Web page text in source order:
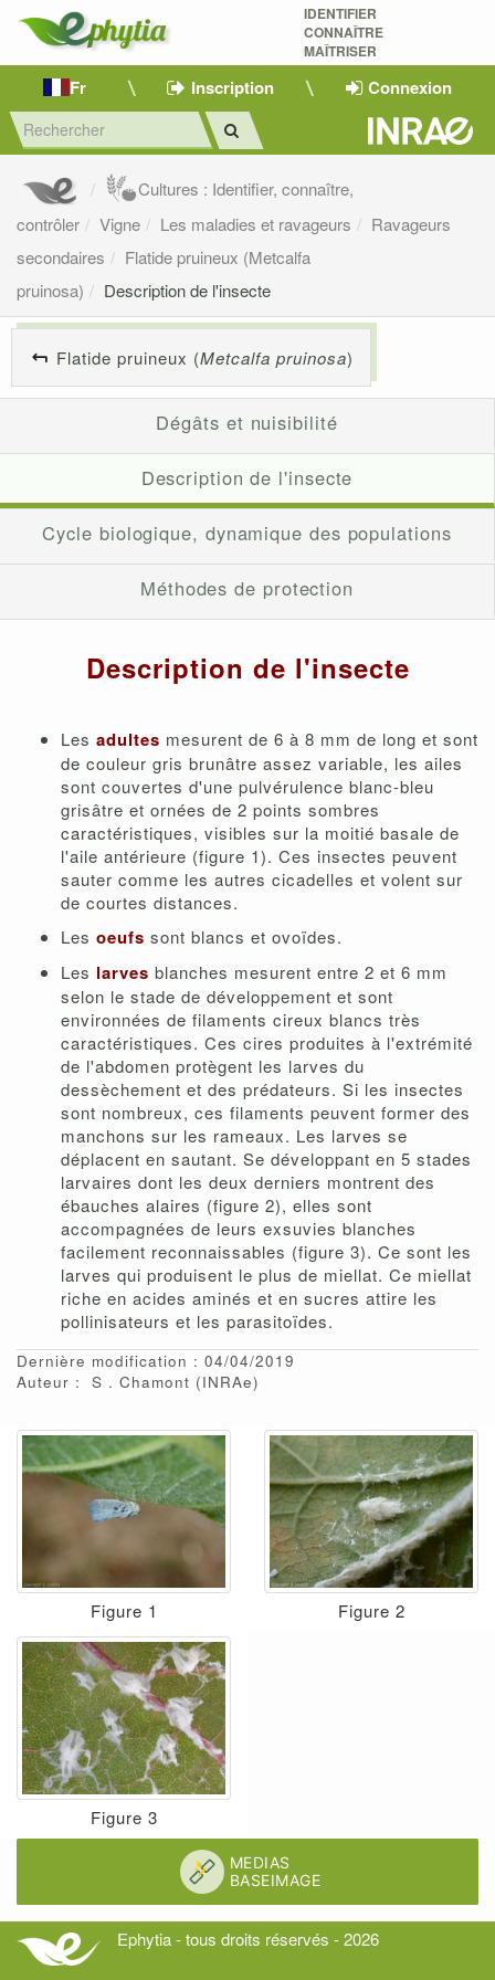
IDENTIFIER
CONNAÎTRE
MAÎTRISER
Fr Inscription Connexion
Cultures : Identifier, connaître,
contrôler
Vigne Les maladies et ravageurs
Ravageurs
secondaires
Flatide pruineux (Metcalfa
pruinosa)
Description de l'insecte
Flatide pruineux (Metcalfa pruinosa)
Dégâts et nuisibilité
Description de l'insecte
Cycle biologique, dynamique des populations
Méthodes de protection
Description de l'insecte
Les adultes mesurent de 6 à 8 mm de long et sont
de couleur gris brunâtre assez variable, les ailes
sont couvertes d'une pulvérulence blanc-bleu
grisâtre et ornées de 2 points sombres
caractéristiques, visibles sur la moitié basale de
l'aile antérieure (figure 1). Ces insectes peuvent
sauter comme les autres cicadelles et volent sur
de courtes distances.
Les oeufs sont blancs et ovoïdes.
Les larves blanches mesurent entre 2 et 6 mm
selon le stade de développement et sont
environnées de filaments cireux blancs très
caractéristiques. Ces cires produites à l'extrémité
de l'abdomen protègent les larves du
dessèchement et des prédateurs. Si les insectes
sont nombreux, ces filaments peuvent former des
manchons sur les rameaux. Les larves se
déplacent en sautant. Se développant en 5 stades
larvaires dont les deux derniers montrent des
ébauches alaires (figure 2), elles sont
accompagnées de leurs exsuvies blanches
facilement reconnaissables (figure 3). Ce sont les
larves qui produisent le plus de miellat. Ce miellat
riche en acides aminés et en sucres attire les
pollinisateurs et les parasitoïdes.
Dernière modification : 04/04/2019
Auteur :
S Chamont (INRAe)
Figure 1 Figure 2
Figure 3
Ephytia - tous droits réservés - 2026